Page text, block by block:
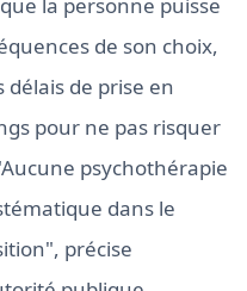
de son choix,
délais de prise en
pour ne pas risquer
psychothérapie
dans le
précise